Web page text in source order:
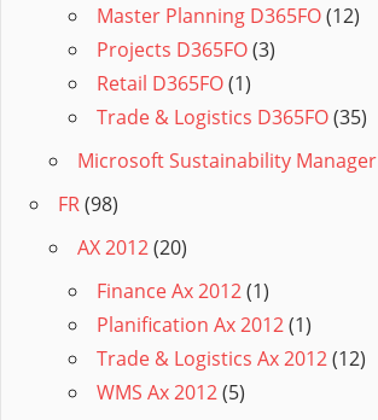
Master Planning D365FO(12)
Projects D365FO(3)
Retail D365FO(1)
Trade & Logistics D365FO(35)
Microsoft Sustainability Manager
FR(98)
AX 2012(20)
Finance Ax 2012(1)
Planification Ax 2012(1)
Trade & Logistics Ax 2012(12)
WMS Ax 2012(5)